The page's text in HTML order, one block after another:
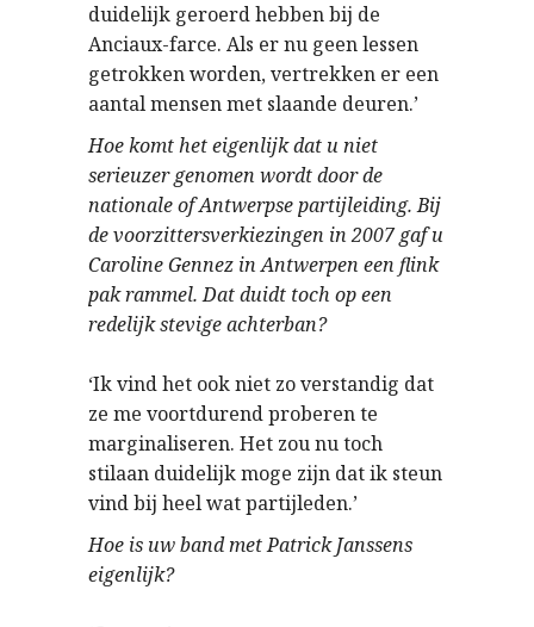
duidelijk geroerd hebben bij de
Anciaux-farce. Als er nu geen lessen
getrokken worden, vertrekken er een
aantal mensen met slaande deuren.’
Hoe komt het eigenlijk dat u niet
serieuzer genomen wordt door de
nationale of Antwerpse partijleiding. Bij
de voorzittersverkiezingen in 2007 gaf u
Caroline Gennez in Antwerpen een flink
pak rammel. Dat duidt toch op een
redelijk stevige achterban?
‘Ik vind het ook niet zo verstandig dat
ze me voortdurend proberen te
marginaliseren. Het zou nu toch
stilaan duidelijk moge zijn dat ik steun
vind bij heel wat partijleden.’
Hoe is uw band met Patrick Janssens
eigenlijk?